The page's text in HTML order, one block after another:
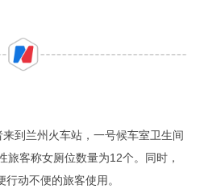
到兰州火车站，一号候车室卫生间
旅客称女厕位数量为12个。同时，
动不便的旅客使用。